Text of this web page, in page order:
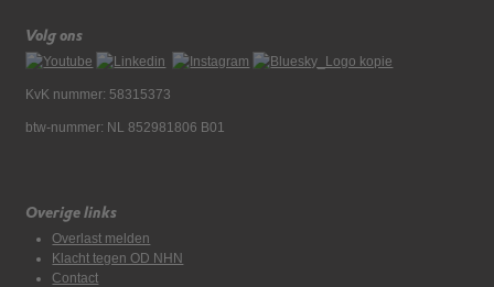
Volg ons
KvK nummer: 58315373
btw-nummer: NL 852981806 B01
Overige links
Overlast melden
Klacht tegen OD NHN
Contact